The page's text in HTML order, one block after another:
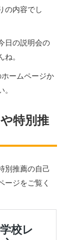
の内容でし
日の説明会の
。
ームページか
特別推
別推薦の自己
ージをご覧く